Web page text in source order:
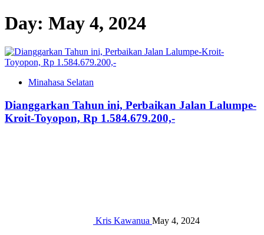
Day: May 4, 2024
Minahasa Selatan
Dianggarkan Tahun ini, Perbaikan Jalan Lalumpe-
Kroit-Toyopon, Rp 1.584.679.200,-
Kris Kawanua May 4, 2024